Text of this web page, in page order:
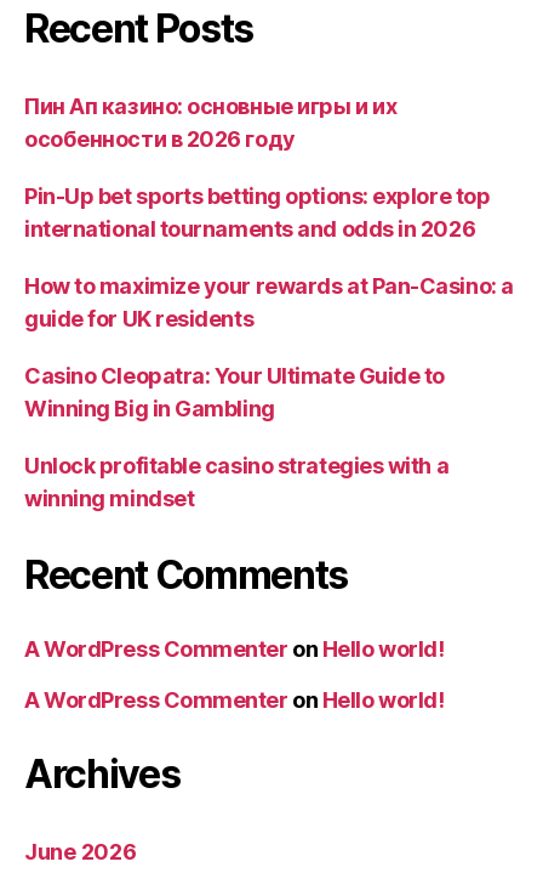
Recent Posts
Пин Ап казино: основные игры и их
особенности в 2026 году
Pin-Up bet sports betting options: explore top
international tournaments and odds in 2026
How to maximize your rewards at Pan-Casino: a
guide for UK residents
Casino Cleopatra: Your Ultimate Guide to
Winning Big in Gambling
Unlock profitable casino strategies with a
winning mindset
Recent Comments
A WordPress Commenter on Hello world!
A WordPress Commenter on Hello world!
Archives
June 2026